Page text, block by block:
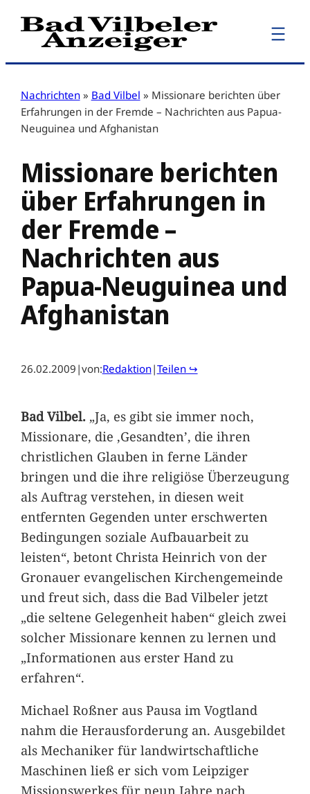
Zum
Inhalt
Nachrichten » Bad Vilbel » Missionare berichten über
Erfahrungen in der Fremde – Nachrichten aus Papua-
Neuguinea und Afghanistan
Missionare berichten
über Erfahrungen in
der Fremde –
Nachrichten aus
Papua-Neuguinea und
Afghanistan
26.02.2009 |von:Redaktion|Teilen ↪
Bad Vilbel.„Ja, es gibt sie immer noch,
Missionare, die ,Gesandten’, die ihren
christlichen Glauben in ferne Länder
bringen und die ihre religiöse Überzeugung
als Auftrag verstehen, in diesen weit
entfernten Gegenden unter erschwerten
Bedingungen soziale Aufbauarbeit zu
leisten“, betont Christa Heinrich von der
Gronauer evangelischen Kirchengemeinde
und freut sich, dass die Bad Vilbeler jetzt
„die seltene Gelegenheit haben“ gleich zwei
solcher Missionare kennen zu lernen und
„Informationen aus erster Hand zu
erfahren“.
Michael Roßner aus Pausa im Vogtland
nahm die Herausforderung an. Ausgebildet
als Mechaniker für landwirtschaftliche
Maschinen ließ er sich vom Leipziger
Missionswerkes für neun Jahre nach